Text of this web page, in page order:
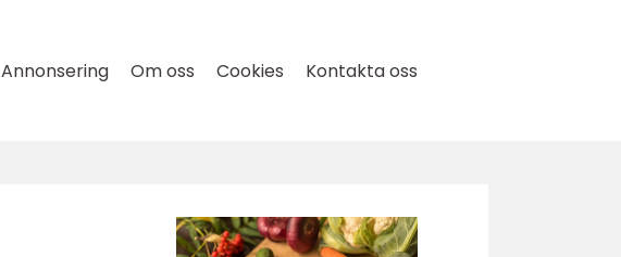
Annonsering Om oss Cookies Kontakta oss